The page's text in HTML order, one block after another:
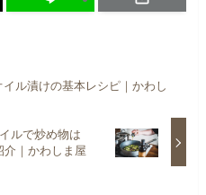
イル漬けの基本レシピ｜かわし
ルで炒め物は
｜かわしま屋